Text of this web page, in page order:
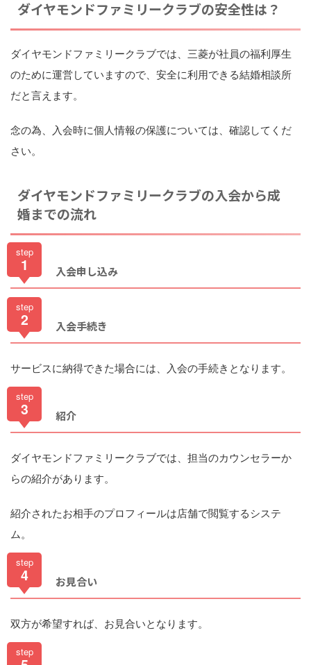
ダイヤモンドファミリークラブの安全性は？
ダイヤモンドファミリークラブでは、三菱が社員の福利厚生
のために運営していますので、安全に利用できる結婚相談所
だと言えます。
念の為、入会時に個人情報の保護については、確認してくだ
さい。
ダイヤモンドファミリークラブの入会から成
婚までの流れ
step
1 入会申し込み
step
2 入会手続き
サービスに納得できた場合には、入会の手続きとなります。
step
3 紹介
ダイヤモンドファミリークラブでは、担当のカウンセラーか
らの紹介があります。
紹介されたお相手のプロフィールは店舗で閲覧するシステ
ム。
step
4 お見合い
双方が希望すれば、お見合いとなります。
step